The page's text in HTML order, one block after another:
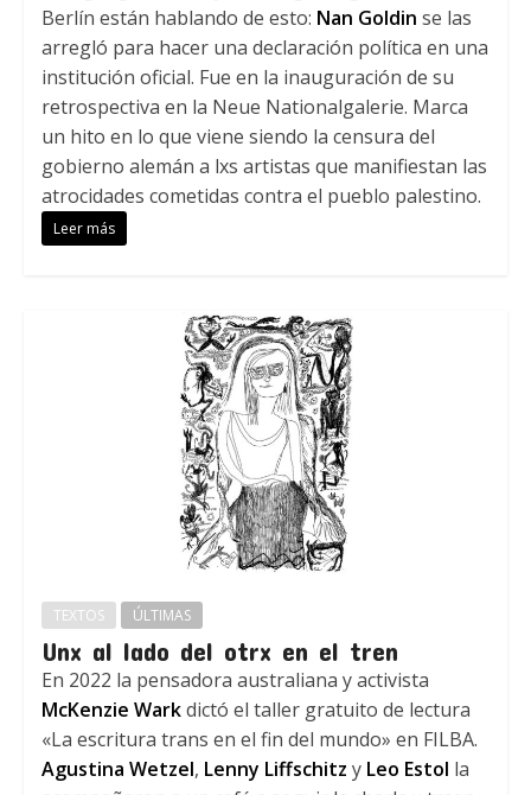
Berlín están hablando de esto: Nan Goldin se las
arregló para hacer una declaración política en una
institución oficial. Fue en la inauguración de su
retrospectiva en la Neue Nationalgalerie. Marca
un hito en lo que viene siendo la censura del
gobierno alemán a lxs artistas que manifiestan las
atrocidades cometidas contra el pueblo palestino.
Leer más
TEXTOS ÚLTIMAS
Unx al lado del otrx en el tren
En 2022 la pensadora australiana y activista
McKenzie Warkdictó el taller gratuito de lectura
«La escritura trans en el fin del mundo» en FILBA.
Agustina Wetzel, Lenny Liffschitz y Leo Estol la